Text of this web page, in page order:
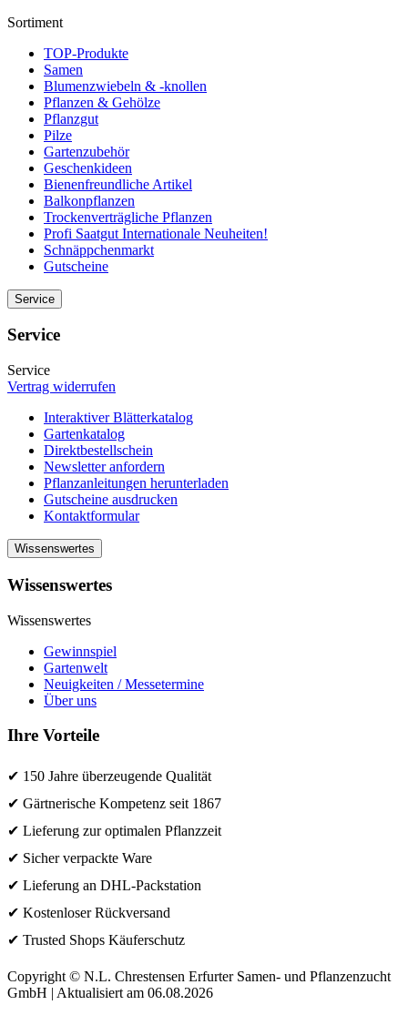
Sortiment
TOP-Produkte
Samen
Blumenzwiebeln & -knollen
Pflanzen & Gehölze
Pflanzgut
Pilze
Gartenzubehör
Geschenkideen
Bienenfreundliche Artikel
Balkonpflanzen
Trockenverträgliche Pflanzen
Profi Saatgut Internationale Neuheiten!
Schnäppchenmarkt
Gutscheine
Service
Service
Service
Vertrag widerrufen
Interaktiver Blätterkatalog
Gartenkatalog
Direktbestellschein
Newsletter anfordern
Pflanzanleitungen herunterladen
Gutscheine ausdrucken
Kontaktformular
Wissenswertes
Wissenswertes
Wissenswertes
Gewinnspiel
Gartenwelt
Neuigkeiten / Messetermine
Über uns
Ihre Vorteile
✔ 150 Jahre überzeugende Qualität
✔ Gärtnerische Kompetenz seit 1867
✔ Lieferung zur optimalen Pflanzzeit
✔ Sicher verpackte Ware
✔ Lieferung an DHL-Packstation
✔ Kostenloser Rückversand
✔ Trusted Shops Käuferschutz
Copyright © N.L. Chrestensen Erfurter Samen- und Pflanzenzucht
GmbH | Aktualisiert am 06.08.2026